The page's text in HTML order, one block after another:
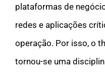
plataformas de
redes e aplicações
operação. Por isso, o
tornou-se uma